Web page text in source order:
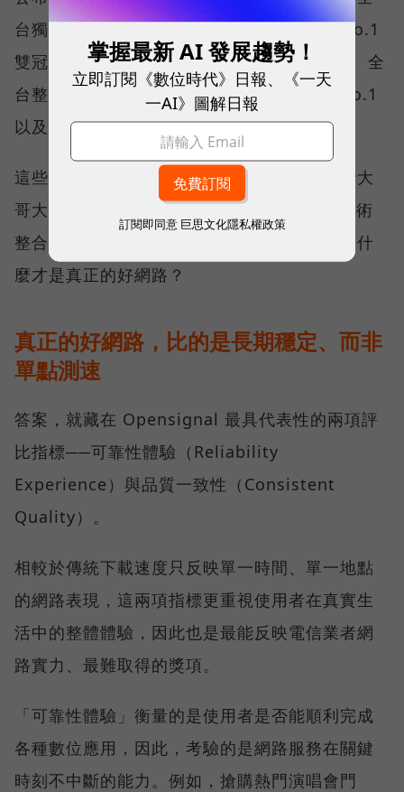
台獨有的「可靠性體驗」與「品質一致性」No.1
雙冠王，同時，包辦全台整體影音體驗 No.1、全
台整體語音體驗 No.1、全台 5G 語音體驗 No.1
以及全台網路在線率 No.1 多項榮譽。
這些獎項反映的不只是網路順暢，更代表台灣大
哥大長期投入頻譜布局、基地台建設與 5G 技術
整合所累積的成果，也讓外界重新思考：究竟什
麼才是真正的好網路？
真正的好網路，比的是長期穩定、而非
單點測速
答案，就藏在 Opensignal 最具代表性的兩項評
比指標──可靠性體驗（Reliability
Experience）與品質一致性（Consistent
Quality）。
相較於傳統下載速度只反映單一時間、單一地點
的網路表現，這兩項指標更重視使用者在真實生
活中的整體體驗，因此也是最能反映電信業者網
路實力、最難取得的獎項。
「可靠性體驗」衡量的是使用者是否能順利完成
各種數位應用，因此，考驗的是網路服務在關鍵
時刻不中斷的能力。例如，搶購熱門演唱會門
掌握最新 AI 發展趨勢！
立即訂閱《數位時代》日報、《一天
一AI》圖解日報
訂閱即同意 巨思文化隱私權政策